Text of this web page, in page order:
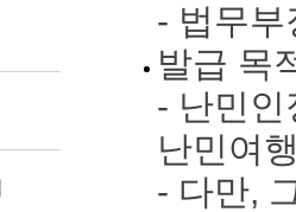
- 법무
발급 목
- 난민
난민여
- 다만,